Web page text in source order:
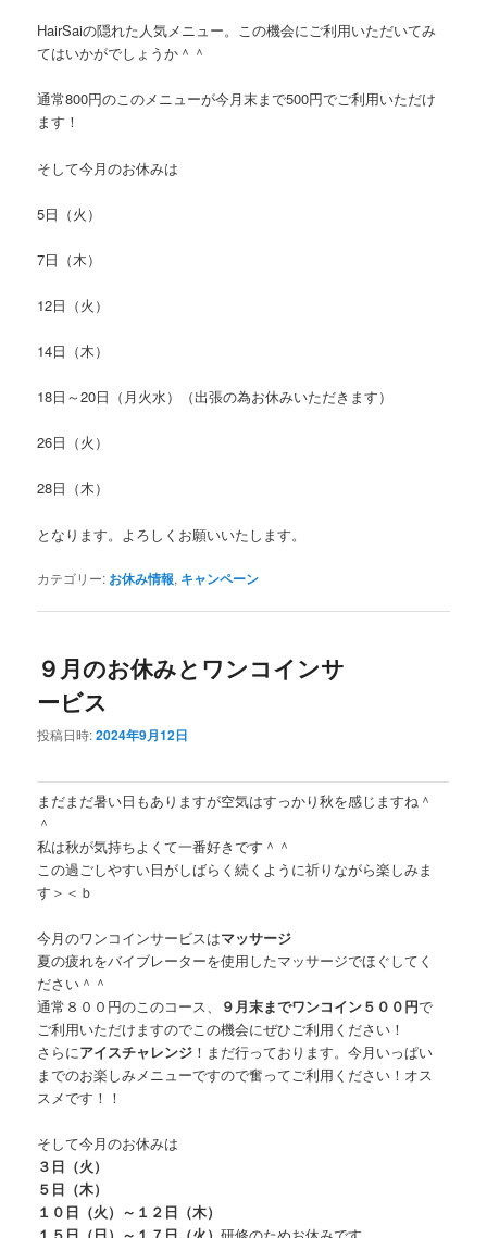
HairSaiの隠れた人気メニュー。この機会にご利用いただいてみ
てはいかがでしょうか＾＾
通常800円のこのメニューが今月末まで500円でご利用いただけ
ます！
そして今月のお休みは
5日（火）
7日（木）
12日（火）
14日（木）
18日～20日（月火水）（出張の為お休みいただきます）
26日（火）
28日（木）
となります。よろしくお願いいたします。
カテゴリー: お休み情報, キャンペーン
９月のお休みとワンコインサ
ービス
投稿日時:2024年9月12日
まだまだ暑い日もありますが空気はすっかり秋を感じますね＾
＾
私は秋が気持ちよくて一番好きです＾＾
この過ごしやすい日がしばらく続くように祈りながら楽しみま
す＞＜ｂ
今月のワンコインサービスはマッサージ
夏の疲れをバイブレーターを使用したマッサージでほぐしてく
ださい＾＾
通常８００円のこのコース、
９月末までワンコイン５００円で
ご利用いただけますのでこの機会にぜひご利用ください！
さらにアイスチャレンジ ！まだ行っております。今月いっぱい
までのお楽しみメニューですので奮ってご利用ください！オス
スメです！！
そして今月のお休みは
３日（火）
５日（木）
１０日（火）～１２日（木）